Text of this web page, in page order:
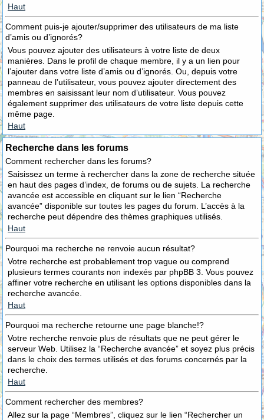
Haut
Comment puis-je ajouter/supprimer des utilisateurs de ma liste
d’amis ou d’ignorés?
Vous pouvez ajouter des utilisateurs à votre liste de deux
manières. Dans le profil de chaque membre, il y a un lien pour
l’ajouter dans votre liste d’amis ou d’ignorés. Ou, depuis votre
panneau de l’utilisateur, vous pouvez ajouter directement des
membres en saisissant leur nom d’utilisateur. Vous pouvez
également supprimer des utilisateurs de votre liste depuis cette
même page.
Haut
Recherche dans les forums
Comment rechercher dans les forums?
Saisissez un terme à rechercher dans la zone de recherche située
en haut des pages d’index, de forums ou de sujets. La recherche
avancée est accessible en cliquant sur le lien “Recherche
avancée” disponible sur toutes les pages du forum. L’accès à la
recherche peut dépendre des thèmes graphiques utilisés.
Haut
Pourquoi ma recherche ne renvoie aucun résultat?
Votre recherche est probablement trop vague ou comprend
plusieurs termes courants non indexés par phpBB 3. Vous pouvez
affiner votre recherche en utilisant les options disponibles dans la
recherche avancée.
Haut
Pourquoi ma recherche retourne une page blanche!?
Votre recherche renvoie plus de résultats que ne peut gérer le
serveur Web. Utilisez la “Recherche avancée” et soyez plus précis
dans le choix des termes utilisés et des forums concernés par la
recherche.
Haut
Comment rechercher des membres?
Allez sur la page “Membres”, cliquez sur le lien “Rechercher un